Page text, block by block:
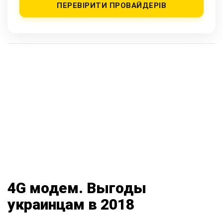
ПЕРЕВІРИТИ ПРОВАЙДЕРІВ
4G модем. Выгоды
украинцам в 2018